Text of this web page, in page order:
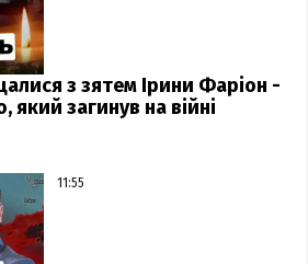
з зятем Ірини Фаріон -
загинув на війні
11:55